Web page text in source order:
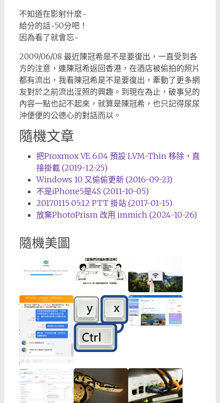
不知道在影射什麼~
給分的話~50分吧！
因為看了就會忘~
2009/06/08 最近陳冠希是不是要復出，一直受到各
方的注意，連陳冠希返回香港，在酒店被偷拍的照片
都有流出，我看陳冠希是不是要復出，牽動了更多網
友對於之前流出淫照的興趣。到現在為止，破事兒的
內容一點也記不起來，就算是陳冠希，也只記得尿尿
沖便便的公德心的對話而以。
隨機文章
把Proxmox VE 6.04 預設 LVM-Thin 移除，直
接掛載 (2019-12-25)
Windows 10 又偷偷更新 (2016-09-23)
不是iPhone5是4S (2011-10-05)
20170115 05:12 PTT 掛站 (2017-01-15)
放棄PhotoPrism 改用 immich (2024-10-26)
隨機美圖